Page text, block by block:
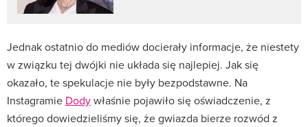
Jednak ostatnio do mediów docierały informacje, że niestety
w związku tej dwójki nie układa się najlepiej. Jak się
okazało, te spekulacje nie były bezpodstawne. Na
Instagramie Dodywłaśnie pojawiło się oświadczenie, z
którego dowiedzieliśmy się, że gwiazda bierze rozwód z